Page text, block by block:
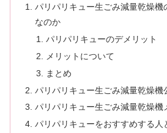
パリパリキュー生ごみ減量乾燥機
なのか
パリパリキューのデメリット
メリットについて
まとめ
パリパリキュー生ごみ減量乾燥機
パリパリキュー生ごみ減量乾燥機
パリパリキューをおすすめする人